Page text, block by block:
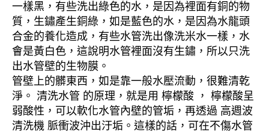
一樣黑，有些洗出綠色的水，是因為裡面有銅的物
質，生鏽產生銅綠，如是藍色的水，是因為水龍頭
合金的養化造成，有些水管洗出像洗米水一樣，水
會是黃白色，這說明水管裡面沒有生鏽，所以只洗
出水管壁的生物膜。
管壁上的髒東西，如是靠一般水壓流動，很難清乾
淨。 清洗水管 的原理，就是用 檸檬酸 ， 檸檬酸呈
弱酸性，可以軟化水管內壁的管垢，再透過 高週波
清洗機 脈衝波沖出汙垢。這樣的話，可在不傷水管